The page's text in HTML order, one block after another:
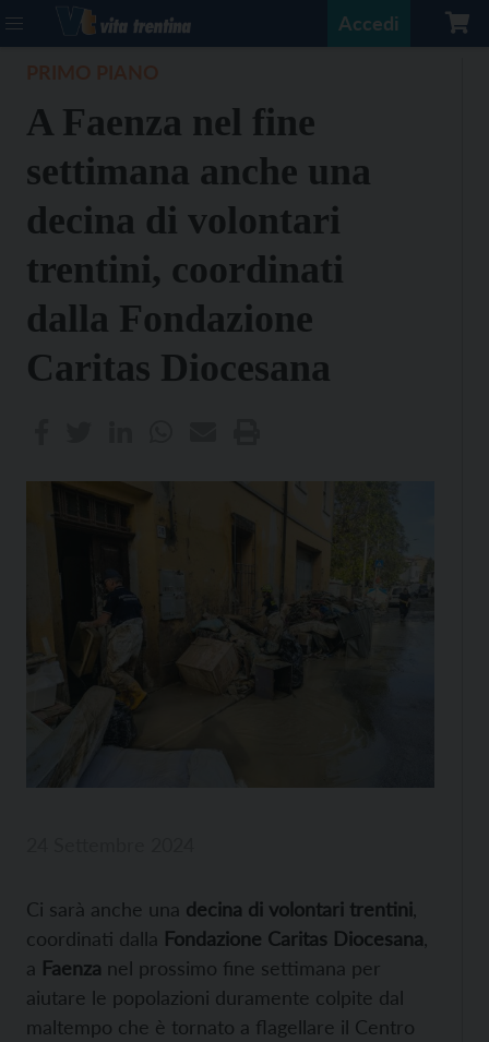
Accedi
A Faenza nel fine
settimana anche una
decina di volontari
trentini, coordinati
dalla Fondazione
Caritas Diocesana
Ci sarà anche una decina di volontari trentini
coordinati dalla Fondazione Caritas Diocesana
a Faenza nel prossimo fine settimana per
aiutare le popolazioni duramente colpite dal
maltempo che è tornato a flagellare il Centro